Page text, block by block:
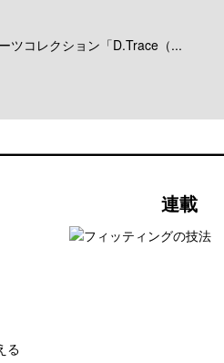
ツコレクション「D.Trace（...
連載